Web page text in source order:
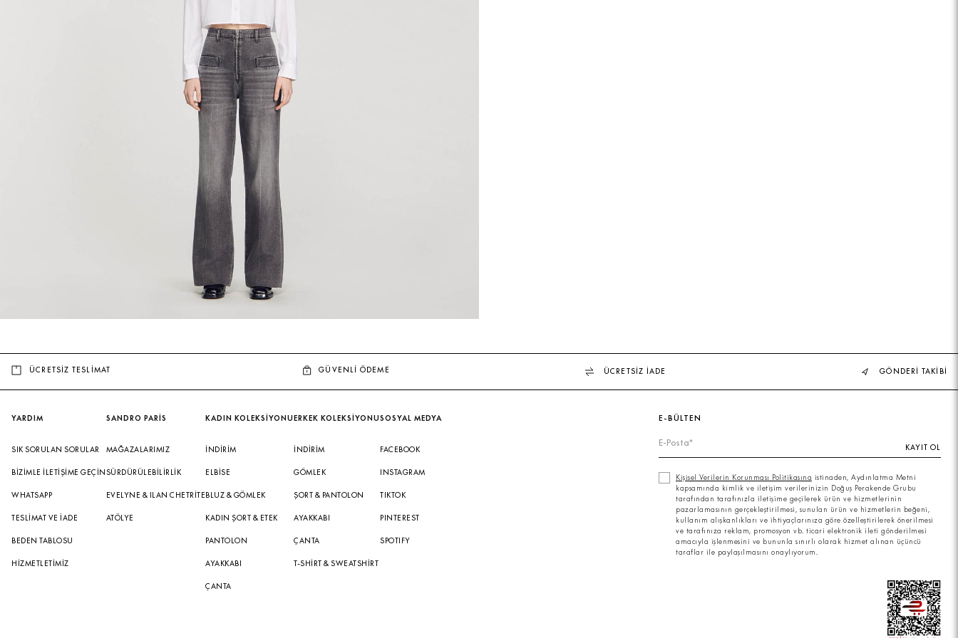
ÜCRETSİZ TESLİMAT GÜVENLİ ÖDEME ÜCRETSİZ İADE GÖNDERİ TAKİBİ
E-BÜLTEN
KAYIT OL
Kişisel Verilerin Korunması Politikasına istinaden, Aydınlatma Metni
kapsamında kimlik ve iletişim verilerinizin Doğuş Perakende Grubu
tarafından tarafınızla iletişime geçilerek ürün ve hizmetlerinin
pazarlamasının gerçekleştirilmesi, sunulan ürün ve hizmetlerin beğeni,
kullanım alışkanlıkları ve ihtiyaçlarınıza göre özelleştirilerek önerilmesi
ve tarafınıza reklam, promosyon vb. ticari elektronik ileti gönderilmesi
amacıyla işlenmesini ve bununla sınırlı olarak hizmet alınan üçüncü
taraflar ile paylaşılmasını onaylıyorum.
YARDIM
SIK SORULAN SORULAR
BIZIMLE İLETIŞIME GEÇIN
WHATSAPP
TESLIMAT VE İADE
BEDEN TABLOSU
HIZMETLETIMIZ
SANDRO PARİS
MAĞAZALARIMIZ
SÜRDÜRÜLEBILIRLIK
EVELYNE & ILAN CHETRITE
ATÖLYE
KADIN KOLEKSİYONU
İNDIRIM
ELBISE
BLUZ & GÖMLEK
KADIN ŞORT & ETEK
PANTOLON
AYAKKABI
ÇANTA
ERKEK KOLEKSİYONU
İNDIRIM
GÖMLEK
ŞORT & PANTOLON
AYAKKABI
ÇANTA
T-SHIRT & SWEATSHIRT
SOSYAL MEDYA
FACEBOOK
INSTAGRAM
TIKTOK
PINTEREST
SPOTIFY